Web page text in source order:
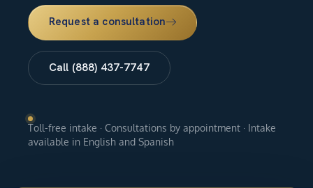
Request a consultation
Call (888) 437-7747
Toll-free intake · Consultations by appointment · Intake
available in English and Spanish